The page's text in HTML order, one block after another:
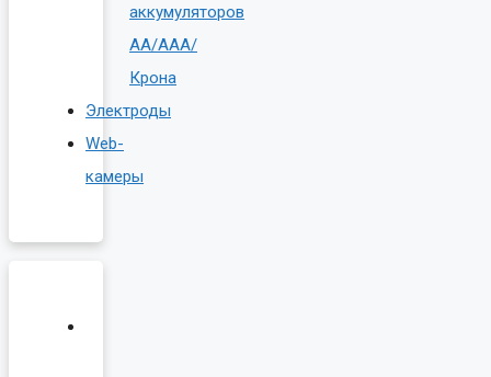
аккумуляторов
AA/AAA/
Крона
Электроды
Web-
камеры